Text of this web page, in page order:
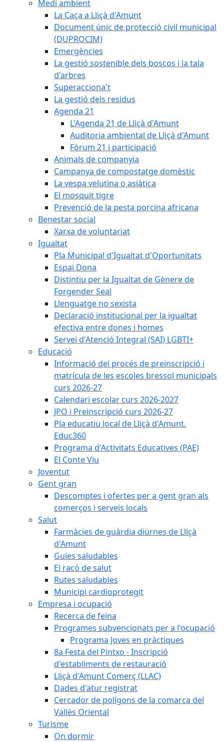
Medi ambient
La Caça a Lliçà d'Amunt
Document únic de protecció civil municipal
(DUPROCIM)
Emergències
La gestió sostenible dels boscos i la tala
d'arbres
Superacciona't
La gestió dels residus
Agenda 21
L'Agenda 21 de Lliçà d'Amunt
Auditoria ambiental de Lliçà d'Amunt
Fòrum 21 i participació
Animals de companyia
Campanya de compostatge domèstic
La vespa velutina o asiàtica
El mosquit tigre
Prevenció de la pesta porcina africana
Benestar social
Xarxa de voluntariat
Igualtat
Pla Municipal d'Igualtat d'Oportunitats
Espai Dona
Distintiu per la Igualtat de Gènere de
Forgender Seal
Llenguatge no sexista
Declaració institucional per la igualtat
efectiva entre dones i homes
Servei d'Atenció Integral (SAI) LGBTI+
Educació
Informació del procés de preinscripció i
matrícula de les escoles bressol municipals
curs 2026-27
Calendari escolar curs 2026-2027
JPO i Preinscripció curs 2026-27
Pla educatiu local de Lliçà d'Amunt.
Educ360
Programa d'Activitats Educatives (PAE)
El Conte Viu
Joventut
Gent gran
Descomptes i ofertes per a gent gran als
comerços i serveis locals
Salut
Farmàcies de guàrdia diürnes de Lliçà
d'Amunt
Guies saludables
El racó de salut
Rutes saludables
Municipi cardioprotegit
Empresa i ocupació
Recerca de feina
Programes subvencionats per a l'ocupació
Programa Joves en pràctiques
8a Festa del Pintxo - Inscripció
d'establiments de restauració
Lliçà d'Amunt Comerç (LLAC)
Dades d'atur registrat
Cercador de polígons de la comarca del
Vallès Oriental
Turisme
On dormir